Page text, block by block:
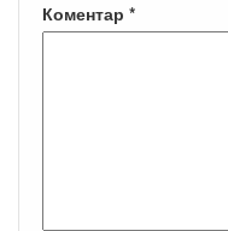
Коментар *